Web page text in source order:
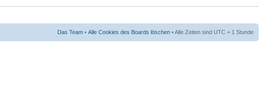
Das Team • Alle Cookies des Boards löschen • Alle Zeiten sind UTC + 1 Stunde